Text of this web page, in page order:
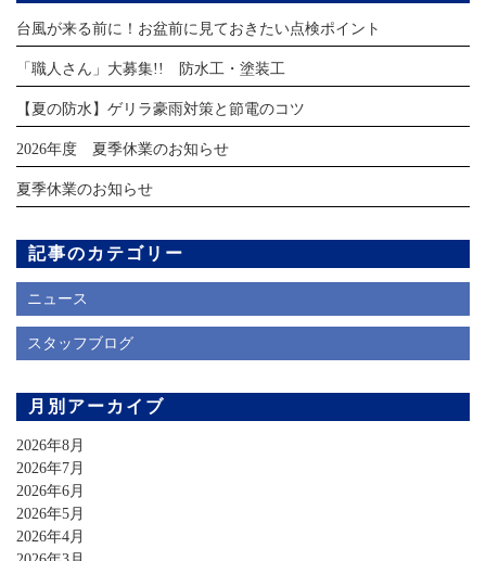
台風が来る前に！お盆前に見ておきたい点検ポイント
「職人さん」大募集!! 防水工・塗装工
【夏の防水】ゲリラ豪雨対策と節電のコツ
2026年度 夏季休業のお知らせ
夏季休業のお知らせ
記事のカテゴリー
ニュース
スタッフブログ
月別アーカイブ
2026年8月
2026年7月
2026年6月
2026年5月
2026年4月